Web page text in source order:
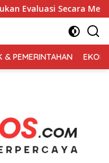
& PEMERINTAHAN